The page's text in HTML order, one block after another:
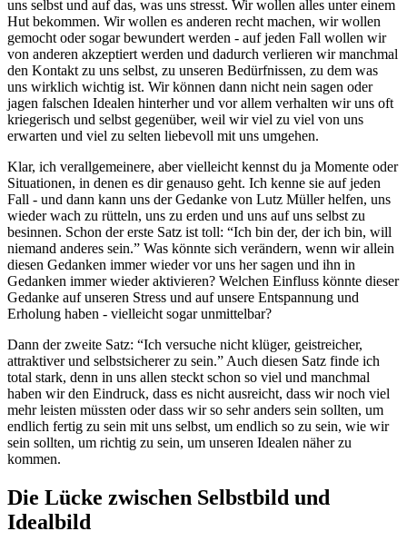
uns selbst und auf das, was uns stresst. Wir wollen alles unter einem
Hut bekommen. Wir wollen es anderen recht machen, wir wollen
gemocht oder sogar bewundert werden - auf jeden Fall wollen wir
von anderen akzeptiert werden und dadurch verlieren wir manchmal
den Kontakt zu uns selbst, zu unseren Bedürfnissen, zu dem was
uns wirklich wichtig ist. Wir können dann nicht nein sagen oder
jagen falschen Idealen hinterher und vor allem verhalten wir uns oft
kriegerisch und selbst gegenüber, weil wir viel zu viel von uns
erwarten und viel zu selten liebevoll mit uns umgehen.
Klar, ich verallgemeinere, aber vielleicht kennst du ja Momente oder
Situationen, in denen es dir genauso geht. Ich kenne sie auf jeden
Fall - und dann kann uns der Gedanke von Lutz Müller helfen, uns
wieder wach zu rütteln, uns zu erden und uns auf uns selbst zu
besinnen. Schon der erste Satz ist toll: “Ich bin der, der ich bin, will
niemand anderes sein.” Was könnte sich verändern, wenn wir allein
diesen Gedanken immer wieder vor uns her sagen und ihn in
Gedanken immer wieder aktivieren? Welchen Einfluss könnte dieser
Gedanke auf unseren Stress und auf unsere Entspannung und
Erholung haben - vielleicht sogar unmittelbar?
Dann der zweite Satz: “Ich versuche nicht klüger, geistreicher,
attraktiver und selbstsicherer zu sein.” Auch diesen Satz finde ich
total stark, denn in uns allen steckt schon so viel und manchmal
haben wir den Eindruck, dass es nicht ausreicht, dass wir noch viel
mehr leisten müssten oder dass wir so sehr anders sein sollten, um
endlich fertig zu sein mit uns selbst, um endlich so zu sein, wie wir
sein sollten, um richtig zu sein, um unseren Idealen näher zu
kommen.
Die Lücke zwischen Selbstbild und
Idealbild